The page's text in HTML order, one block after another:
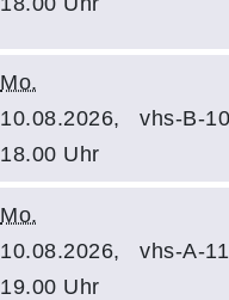
Mo.
10.08.2026,
18.00 Uhr
vhs-B-
Mo.
10.08.2026,
19.00 Uhr
vhs-A-